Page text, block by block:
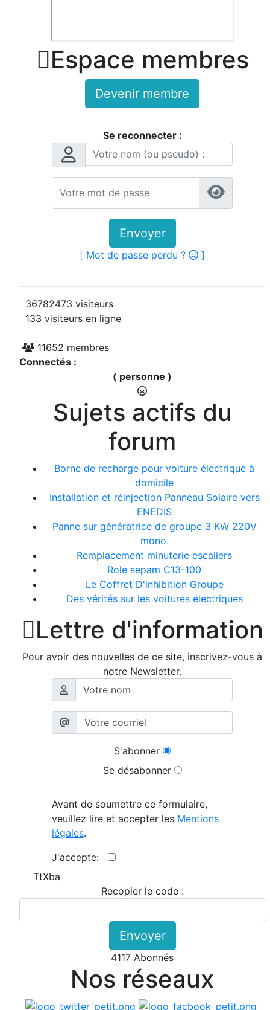
Espace membres
Devenir membre
Se reconnecter :
Envoyer
[ Mot de passe perdu ? ]
36782473 visiteurs
133 visiteurs en ligne
11652 membres
Connectés :
( personne )
Sujets actifs du
forum
Borne de recharge pour voiture électrique à
domicile
Installation et réinjection Panneau Solaire vers
ENEDIS
Panne sur génératrice de groupe 3 KW 220V
mono.
Remplacement minuterie escaliers
Role sepam C13-100
Le Coffret D'inhibition Groupe
Des vérités sur les voitures électriques
Lettre d'information
Pour avoir des nouvelles de ce site, inscrivez-vous à
notre Newsletter.
S'abonner
Se désabonner
Avant de soumettre ce formulaire,
veuillez lire et accepter les Mentions
légales.
J'accepte:
TtXba
Recopier le code :
Envoyer
4117 Abonnés
Nos réseaux